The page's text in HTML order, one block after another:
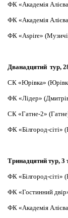
ФК «Академія
ФК «Академія
ФК «Aspire»
Дванадцятий тур,
СК «Юрівка»
ФК «Лідер»
СК «Гатне-2»
ФК «Білгород-сіті»
Тринадцятий тур, 3
ФК «Білгород-сіті»
ФК «Гостинний
ФК «Академія